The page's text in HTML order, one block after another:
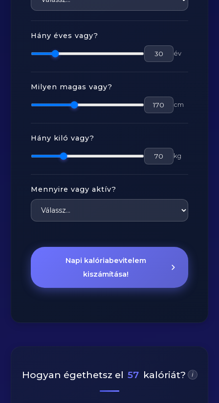
Hány éves vagy?
év
Milyen magas vagy?
cm
Hány kiló vagy?
kg
Mennyire vagy aktív?
Napi kalóriabevitelem
kiszámítása!
Hogyan égethetsz el 57 kalóriát? i